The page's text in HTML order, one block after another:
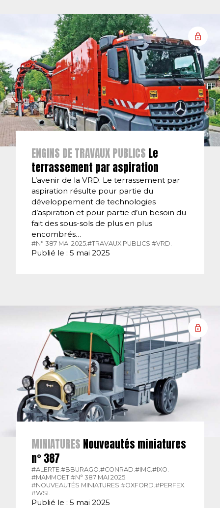
ENGINS DE TRAVAUX PUBLICS Le
terrassement par aspiration
L’avenir de la VRD. Le terrassement par
aspiration résulte pour partie du
développement de technologies
d’aspiration et pour partie d’un besoin du
fait des sous-sols de plus en plus
encombrés…
#N° 387 MAI 2025. #TRAVAUX PUBLICS. #VRD.
Publié le : 5 mai 2025
MINIATURES Nouveautés miniatures
n° 387
#ALERTE.#BBURAGO.#CONRAD.#IMC.#IXO.
#MAMMOET.#N° 387 MAI 2025.
#NOUVEAUTÉS MINIATURES.#OXFORD.#PERFEX.
#WSI.
Publié le : 5 mai 2025